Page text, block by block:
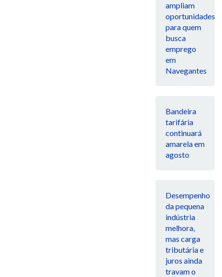
ampliam
oportunidades
para quem
busca
emprego
em
Navegantes
Bandeira
tarifária
continuará
amarela em
agosto
Desempenho
da pequena
indústria
melhora,
mas carga
tributária e
juros ainda
travam o